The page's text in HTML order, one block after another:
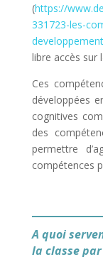
(https://
331723-les-
developpement
libre accès sur
Ces
développées
cognitives
des
permettre
compétences
A quoi
la classe